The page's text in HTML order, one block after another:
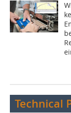
Technical